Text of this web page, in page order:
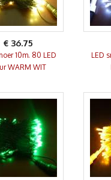
€ 36.75
10m. 80 LED
WARM WIT
LED